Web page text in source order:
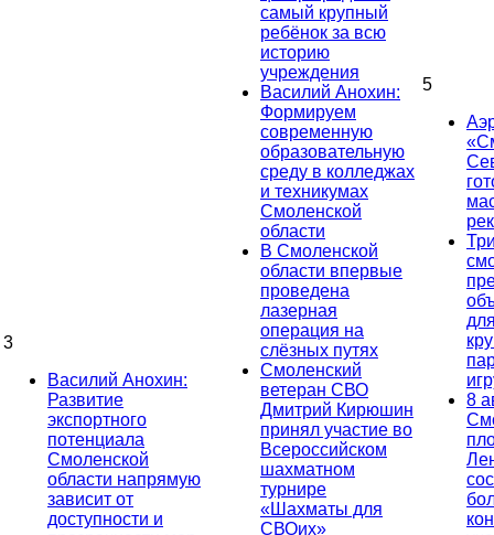
3
Василий Анохин:
Развитие
экспортного
потенциала
Смоленской
области напрямую
зависит от
доступности и
самый крупный
ребёнок за всю
историю
учреждения
Василий Анохин:
Формируем
современную
образовательную
среду в колледжах
и техникумах
Смоленской
области
В Смоленской
области впервые
проведена
лазерная
операция на
слёзных путях
Смоленский
ветеран СВО
Дмитрий Кирюшин
принял участие во
Всероссийском
шахматном
турнире
«Шахматы для
СВОих»
5
8